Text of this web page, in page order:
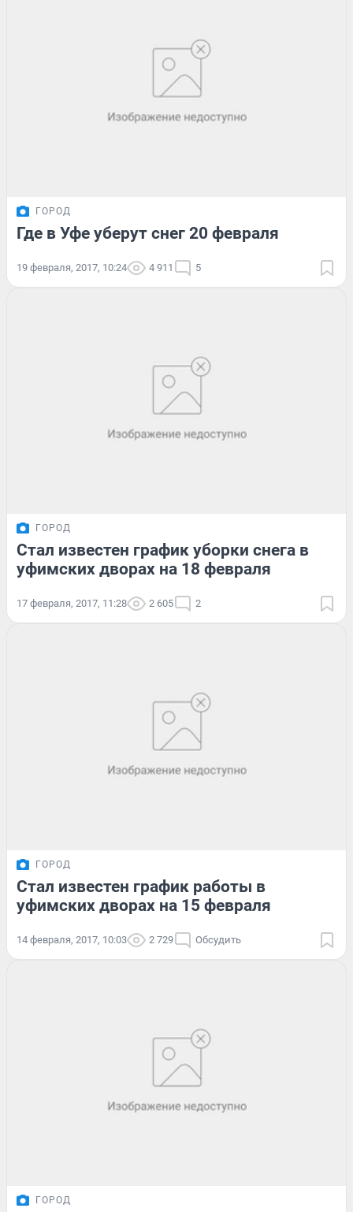
ГОРОД
Где в Уфе уберут снег 20 февраля
19 февраля, 2017, 10:24 4 911 5
ГОРОД
Стал известен график уборки снега в
уфимских дворах на 18 февраля
17 февраля, 2017, 11:28 2 605 2
ГОРОД
Стал известен график работы в
уфимских дворах на 15 февраля
14 февраля, 2017, 10:03 2 729 Обсудить
ГОРОД